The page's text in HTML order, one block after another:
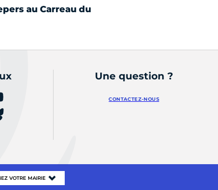
au Carreau du
Une question ?
CONTACTEZ-NOUS